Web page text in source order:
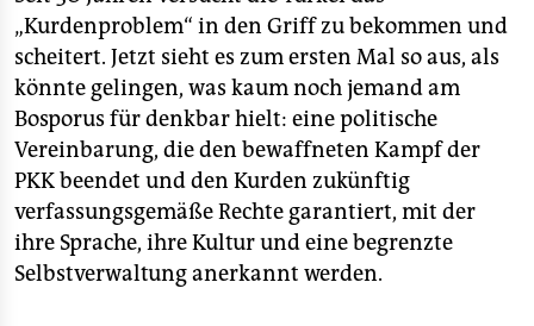
wahrheit
verlag
verlag
veranstaltungen
shop
fragen & hilfe
„Kurdenproblem“ in den Griff zu bekommen und
scheitert. Jetzt sieht es zum ersten Mal so aus, als
könnte gelingen, was kaum noch jemand am
Bosporus für denkbar hielt: eine politische
Vereinbarung, die den bewaffneten Kampf der
PKK beendet und den Kurden zukünftig
verfassungsgemäße Rechte garantiert, mit der
ihre Sprache, ihre Kultur und eine begrenzte
Selbstverwaltung anerkannt werden.